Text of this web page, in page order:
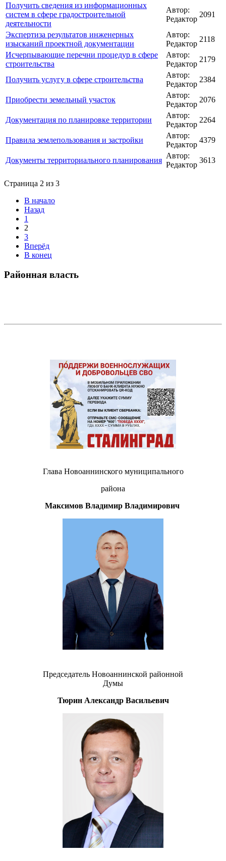
Получить сведения из информационных
систем в сфере градостроительной
деятельности
Автор:
Редактор
2091
Экспертиза результатов инженерных
изысканий проектной документации
Автор:
Редактор
2118
Исчерпывающие перечни процедур в сфере
строительства
Автор:
Редактор
2179
Получить услугу в сфере строительства
Автор:
Редактор
2384
Приобрести земельный участок
Автор:
Редактор
2076
Документация по планировке территории
Автор:
Редактор
2264
Правила землепользования и застройки
Автор:
Редактор
4379
Документы территориального планирования
Автор:
Редактор
3613
Страница 2 из 3
В начало
Назад
1
2
3
Вперёд
В конец
Районная власть
Глава Новоаннинского муниципального
района
Максимов Владимир Владимирович
Председатель Новоаннинской районной
Думы
Тюрин Александр Васильевич